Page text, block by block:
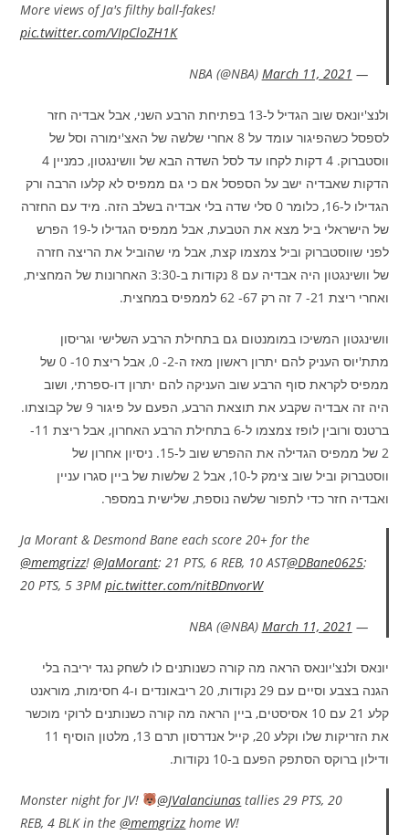
More views of Ja's filthy ball-fakes!
pic.twitter.com/VIpCloZH1K
— NBA (@NBA)
March 11, 2021
ולנצ'יונאס שוב הגדיל ל-13 בפתיחת הרבע השני, אבל אבדיה חזר
לספסל כשהפיגור עומד על 8 אחרי שלשה של האצ'ימורה וסל של
ווסטברוק. 4 דקות לקחו עד לסל השדה הבא של וושינגטון, כמניין 4
הדקות שאבדיה ישב על הספסל אם כי גם ממפיס לא קלעו הרבה ורק
הגדילו ל-16, כלומר 0 סלי שדה בלי אבדיה בשלב הזה. מיד עם החזרה
של הישראלי ביל מצא את הטבעת, אבל ממפיס הגדילו ל-19 הפרש
לפני שווסטברוק וביל צמצמו קצת, אבל מי שהוביל את הריצה חזרה
של וושינגטון היה אבדיה עם 8 נקודות ב-3:30 האחרונות של המחצית,
ואחרי ריצת 21- 7 זה רק 67- 62 לממפיס במחצית.
וושינגטון המשיכו במומנטום גם בתחילת הרבע השלישי וגריסון
מתת'יוס העניק להם יתרון ראשון מאז ה-2- 0, אבל ריצת 10- 0 של
ממפיס לקראת סוף הרבע שוב העניקה להם יתרון דו-ספרתי, ושוב
היה זה אבדיה שקבע את תוצאת הרבע, הפעם על פיגור 9 של קבוצתו.
ברטנס ורובין לופז צמצמו ל-6 בתחילת הרבע האחרון, אבל ריצת 11-
2 של ממפיס הגדילה את ההפרש שוב ל-15. ניסיון אחרון של
ווסטברוק וביל שוב צימק ל-10, אבל 2 שלשות של ביין סגרו עניין
ואבדיה חזר כדי לתפור שלשה נוספת, שלישית במספר.
Ja Morant & Desmond Bane each score 20+ for the
@memgrizz!@JaMorant: 21 PTS, 6 REB, 10 AST@DBane0625:
20 PTS, 5 3PMpic.twitter.com/nitBDnvorW
— NBA (@NBA)
March 11, 2021
יונאס ולנצ'יונאס הראה מה קורה כשנותנים לו לשחק נגד יריבה בלי
הגנה בצבע וסיים עם 29 נקודות, 20 ריבאונדים ו-4 חסימות, מוראנט
קלע 21 עם 10 אסיסטים, ביין הראה מה קורה כשנותנים לרוקי מוכשר
את הזריקות שלו וקלע 20, קייל אנדרסון תרם 13, מלטון הוסיף 11
ודילון ברוקס הסתפק הפעם ב-10 נקודות.
Monster night for JV! @JValanciunas tallies 29 PTS, 20
REB, 4 BLK in the@memgrizz home W!